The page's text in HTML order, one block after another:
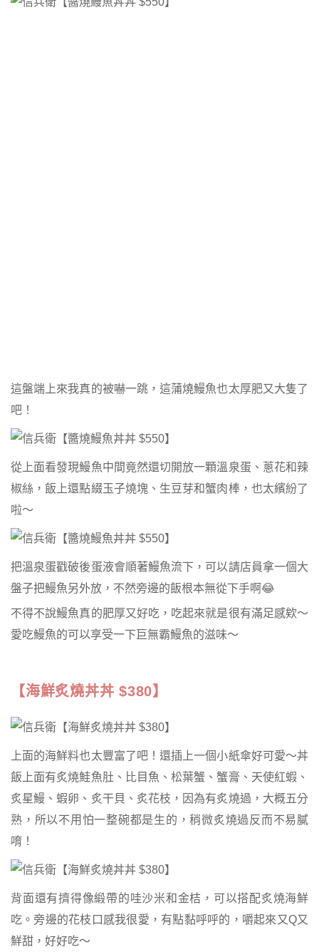
這盤端上來我真的被嚇一跳，這蒲燒鰻魚也太厚肥又大隻了
吧！
從上面看發現鰻魚中間竟然還切開放一顆溫泉蛋、蔥花和辣
椒絲，飯上還點綴玉子燒塊、生豆芽和蟹肉棒，也太繽紛了
啦～
把溫泉蛋戳破後蛋液會順著鰻魚流下，可以請店員拿一個大
盤子把鰻魚另外放，不然旁邊的飯根本無從下手啊😂
不得不說鰻魚真的肥厚又好吃，吃起來就是很有滿足感欸～
愛吃鰻魚的可以享受一下巨無霸鰻魚的滋味～
【海鮮炙燒丼丼 $380】
上面的海鮮料也太豐富了吧！還插上一個小紙傘好可愛～丼
飯上面有炙燒鮭魚肚、比目魚、松葉蟹、蟹膏、天使紅蝦、
炙星鰻、蝦卵、炙干貝、炙花枝，因為有炙燒過，大概五分
熟，所以不用怕一整碗都是生的，稍微炙燒過反而不易膩
唷！
背面還有擠得像緞帶的哇沙米和金桔，可以搭配炙燒海鮮
吃。旁邊的花枝口感我很愛，有點黏呼呼的，嚼起來又Q又
鮮甜，好好吃～